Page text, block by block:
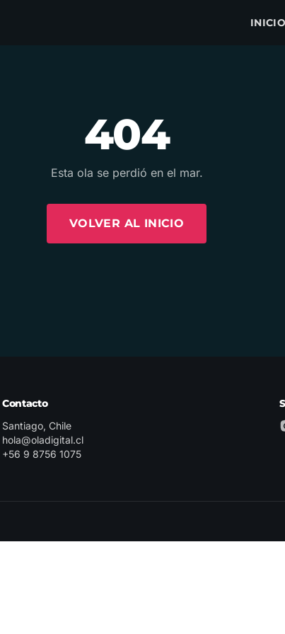
404
Esta ola se perdió en el mar.
VOLVER AL INICIO
Contacto
Santiago, Chile
hola@oladigital.cl
+56 9 8756 1075